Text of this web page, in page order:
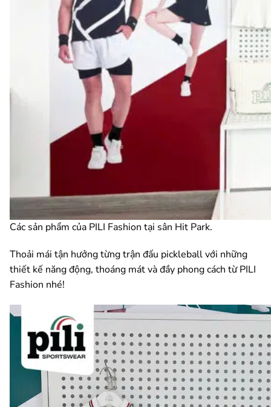
Các sản phẩm của PILI Fashion tại sân Hit Park.
Thoải mái tận hưởng từng trận đấu pickleball với những
thiết kế năng động, thoáng mát và đầy phong cách từ PILI
Fashion nhé!